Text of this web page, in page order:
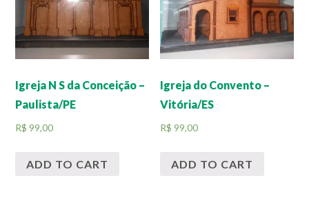
Igreja N S da Conceição –
Paulista/PE
R$ 99,00
ADD TO CART
Igreja do Convento –
Vitória/ES
R$ 99,00
ADD TO CART